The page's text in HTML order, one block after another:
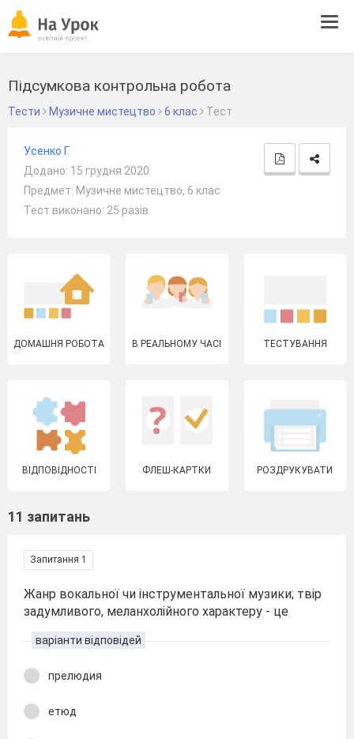
Підсумкова контрольна робота
Тести Музичне мистецтво 6 клас Тест
Усенко Г.
Додано: 15 грудня 2020
Предмет: Музичне мистецтво, 6 клас
Тест виконано: 25 разів
ДОМАШНЯ РОБОТА В РЕАЛЬНОМУ ЧАСІ ТЕСТУВАННЯ
ВІДПОВІДНОСТІ ФЛЕШ-КАРТКИ РОЗДРУКУВАТИ
11 запитань
Запитання 1
Жанр вокальної чи інструментальної музики; твір
задумливого, меланхолійного характеру - це
варіанти відповідей
прелюдия
етюд